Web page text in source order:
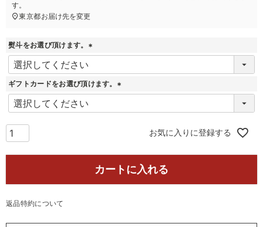
す。
東京都お届け先を変更
熨斗をお選び頂けます。
(
必
須
)
ギフトカードをお選び頂けます。
(
お気に入りに登録する
カートに入れる
返品特約について